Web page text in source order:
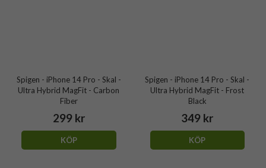
Spigen - iPhone 14 Pro - Skal -
Ultra Hybrid MagFit - Carbon
Fiber
299 kr
KÖP
Spigen - iPhone 14 Pro - Skal -
Ultra Hybrid MagFit - Frost
Black
349 kr
KÖP